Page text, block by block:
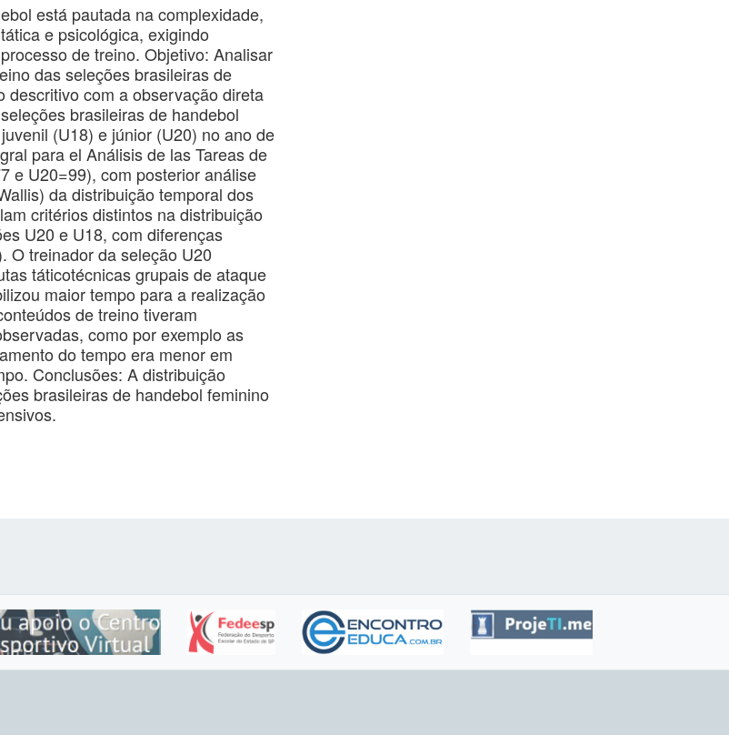
está pautada na complexidade,
e psicológica, exigindo
de treino. Objetivo: Analisar
das seleções brasileiras de
com a observação direta
brasileiras de handebol
(U18) e júnior (U20) no ano de
para el Análisis de las Tareas de
e U20=99), com posterior análise
da distribuição temporal dos
critérios distintos na distribuição
U20 e U18, com diferenças
O treinador da seleção U20
táticotécnicas grupais de ataque
maior tempo para a realização
de treino tiveram
como por exemplo as
do tempo era menor em
Conclusões: A distribuição
brasileiras de handebol feminino